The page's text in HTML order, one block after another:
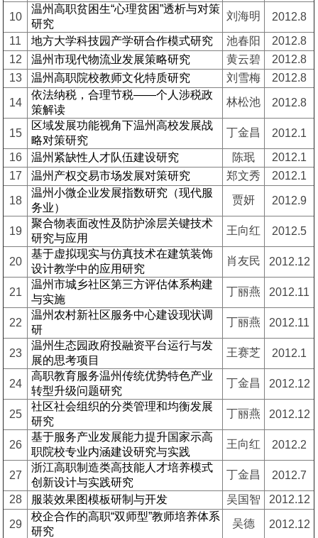
10
温州高职贫困生“心理贫困”透析与对策
研究
刘海明
2012.8
11
地方大学科技园产学研合作模式研究 池春阳
2012.8
12
温州市现代物流业发展策略研究 黄云碧
2012.8
13
温州高职院校教师文化特质研究 刘雪梅 2012.8
14
依法纳税，合理节税——个人涉税政
策解读
林松池 2012.8
15
区域发展功能视角下温州高校发展战
略对策研究
丁金昌
2012.1
16
温州紧缺性人才队伍建设研究 陈珉
2012.1
17
温州产权交易市场发展对策研究 郑文秀 2012.1
18
温州小微企业发展指数研究（现代服
务业）
贾妍 2012.9
19
聚合物表面改性及防护涂层关键技术
研究与应用
王向红 2012.5
20
基于虚拟现实与仿真技术在建筑装饰
设计教学中的应用研究
肖友民 2012.12
21
温州市城乡社区第三方评估体系构建
与实施
丁丽燕 2012.11
22
温州农村新社区服务中心建设现状调
研
丁丽燕 2012.11
23
温州生态园政府投融资平台运行与发
展的思考项目
王赛芝 2012.1
24
高职教育服务温州传统优势特色产业
转型升级问题研究
丁金昌 2012.12
25
社区社会组织的分类管理和均衡发展
研究
丁丽燕 2012.12
26
基于服务产业发展能力提升国家示高
职院校专业内涵建设研究与实践
王向红 2012.2
27
浙江高职制造类高技能人才培养模式
创新设计与实践研究
丁金昌
2012.7
28
服装效果图模板研制与开发 吴国智 2012.12
29
校企合作的高职“双师型”教师培养体系
研究
吴德 2012.12